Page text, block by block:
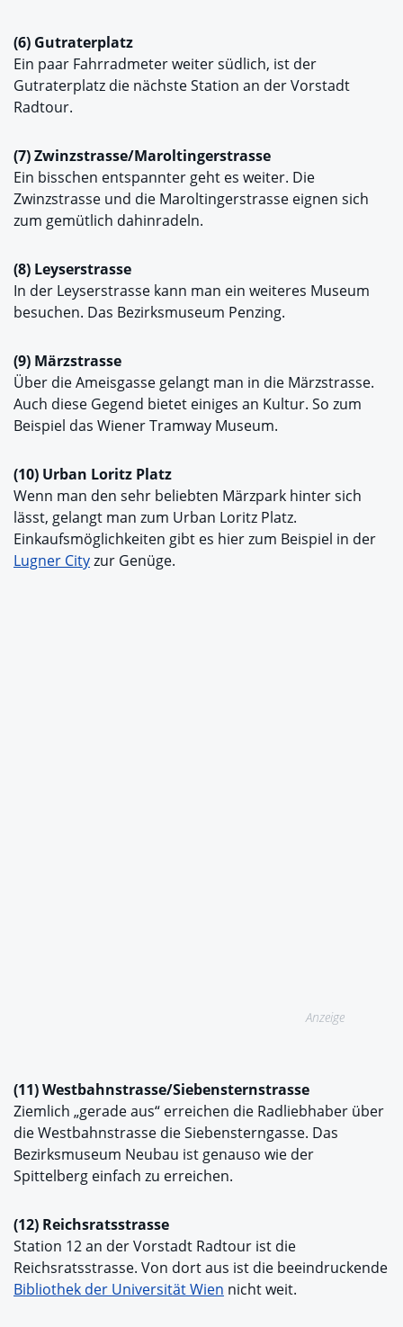
(6) Gutraterplatz
Ein paar Fahrradmeter weiter südlich, ist der
Gutraterplatz die nächste Station an der Vorstadt
Radtour.
(7) Zwinzstrasse/Maroltingerstrasse
Ein bisschen entspannter geht es weiter. Die
Zwinzstrasse und die Maroltingerstrasse eignen sich
zum gemütlich dahinradeln.
(8) Leyserstrasse
In der Leyserstrasse kann man ein weiteres Museum
besuchen. Das Bezirksmuseum Penzing.
(9) Märzstrasse
Über die Ameisgasse gelangt man in die Märzstrasse.
Auch diese Gegend bietet einiges an Kultur. So zum
Beispiel das Wiener Tramway Museum.
(10) Urban Loritz Platz
Wenn man den sehr beliebten Märzpark hinter sich
lässt, gelangt man zum Urban Loritz Platz.
Einkaufsmöglichkeiten gibt es hier zum Beispiel in der
Lugner Cityzur Genüge.
Anzeige
(11) Westbahnstrasse/Siebensternstrasse
Ziemlich „gerade aus“ erreichen die Radliebhaber über
die Westbahnstrasse die Siebensterngasse. Das
Bezirksmuseum Neubau ist genauso wie der
Spittelberg einfach zu erreichen.
(12) Reichsratsstrasse
Station 12 an der Vorstadt Radtour ist die
Reichsratsstrasse. Von dort aus ist die beeindruckende
Bibliothek der Universität Wien nicht weit.